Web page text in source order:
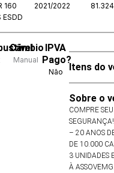
160
ESDD
2021/2022 81.324
Câmbio
Manual
IPVA
Pago?
Não Itens do
Sobre o
COMPRE
– 20 ANOS
DE 10.000
3 UNIDADES
À